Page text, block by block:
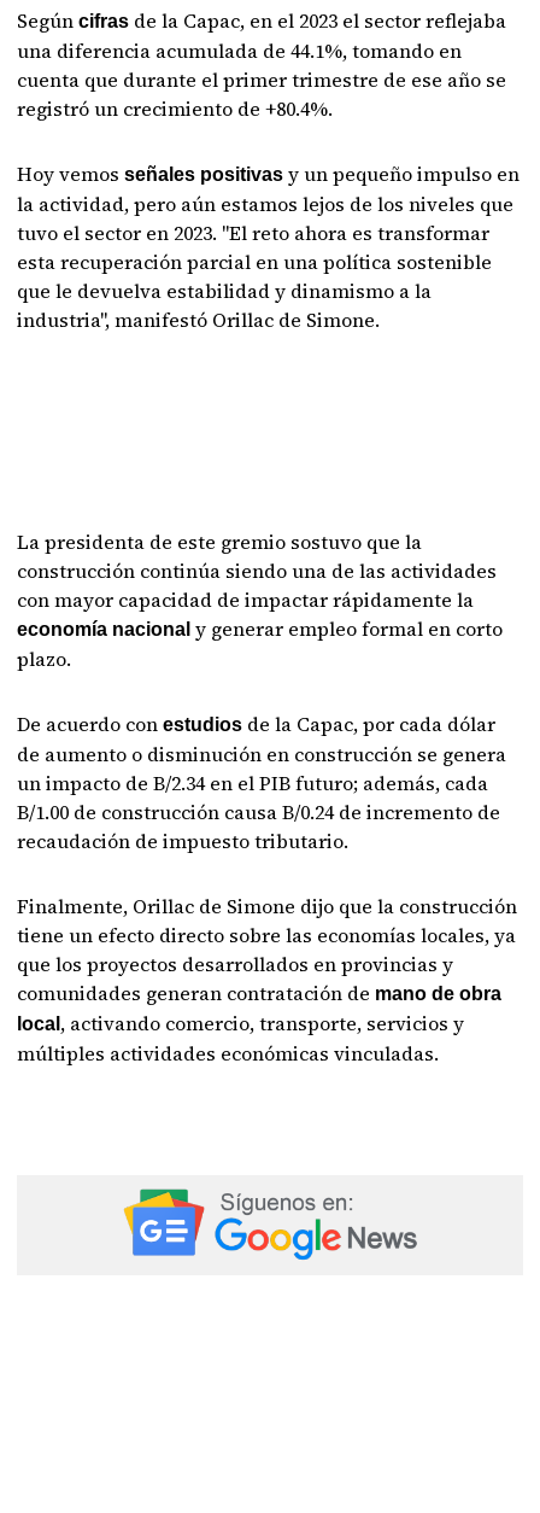
Según cifras de la Capac, en el 2023 el sector reflejaba
una diferencia acumulada de 44.1%, tomando en
cuenta que durante el primer trimestre de ese año se
registró un crecimiento de +80.4%.
Hoy vemosseñales positivas y un pequeño impulso en
la actividad, pero aún estamos lejos de los niveles que
tuvo el sector en 2023. "El reto ahora es transformar
esta recuperación parcial en una política sostenible
que le devuelva estabilidad y dinamismo a la
industria", manifestó Orillac de Simone.
La presidenta de este gremio sostuvo que la
construcción continúa siendo una de las actividades
con mayor capacidad de impactar rápidamente la
economía nacional y generar empleo formal en corto
plazo.
De acuerdo conestudios de la Capac, por cada dólar
de aumento o disminución en construcción se genera
un impacto de B/2.34 en el PIB futuro; además, cada
B/1.00 de construcción causa B/0.24 de incremento de
recaudación de impuesto tributario.
Finalmente, Orillac de Simone dijo que la construcción
tiene un efecto directo sobre las economías locales, ya
que los proyectos desarrollados en provincias y
comunidades generan contratación de mano de obra
local , activando comercio, transporte, servicios y
múltiples actividades económicas vinculadas.